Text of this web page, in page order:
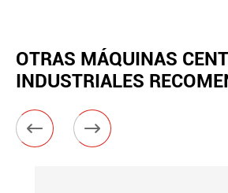
OTRAS MÁQUINAS
INDUSTRIALES
 